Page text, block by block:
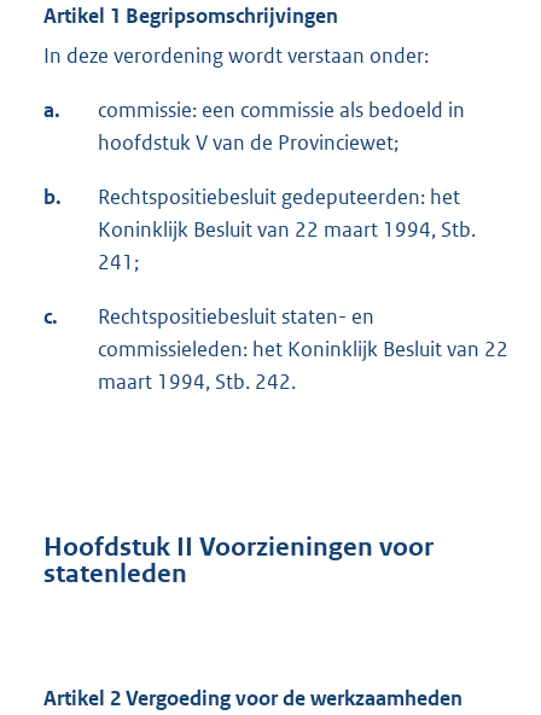
Artikel 1 Begripsomschrijvingen
In deze verordening wordt verstaan onder:
a.
commissie: een commissie als bedoeld in
hoofdstuk V van de Provinciewet;
b.
Rechtspositiebesluit gedeputeerden: het
Koninklijk Besluit van 22 maart 1994, Stb.
241;
c.
Rechtspositiebesluit staten- en
commissieleden: het Koninklijk Besluit van 22
maart 1994, Stb. 242.
Hoofdstuk II Voorzieningen voor
statenleden
Artikel 2 Vergoeding voor de werkzaamheden